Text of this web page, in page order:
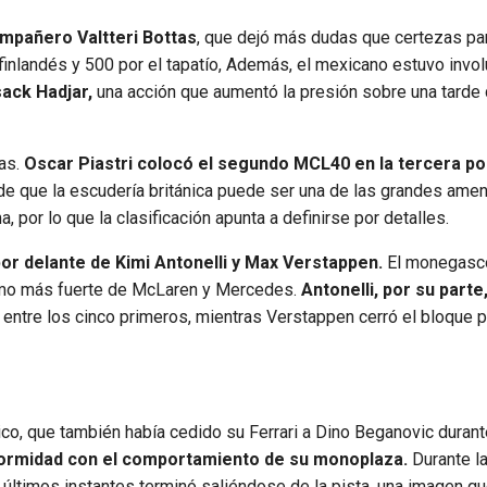
Valtteri Bottas, que dejó más dudas que certezas
y 500 por el tapatío, Además, el mexicano estuvo
Hadjar, una acción que aumentó la presión sobre una tarde
Oscar Piastri colocó el segundo MCL40 en la tercera
que la escudería británica puede ser una de las grandes
por lo que la clasificación apunta a definirse por detalles.
delante de Kimi Antonelli y Max Verstappen. El
más fuerte de McLaren y Mercedes. Antonelli, por su
los cinco primeros, mientras Verstappen cerró el bloque
que también había cedido su Ferrari a Dino Beganovic
con el comportamiento de su monoplaza. Durante